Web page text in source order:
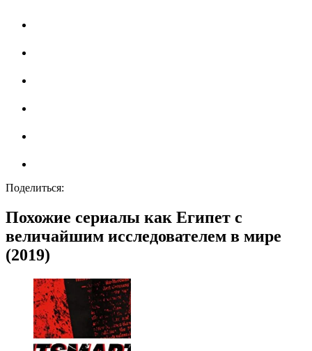
Поделиться:
Похожие сериалы как Египет с
величайшим исследователем в мире
(2019)